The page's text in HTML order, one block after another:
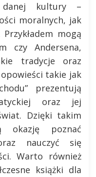
danej kultury –
moralnych, jak
Przykładem mogą
czy Andersena,
tradycje oraz
takie jak
prezentują
oraz jej
Dzięki takim
okazję poznać
nauczyć się
Warto również
książki dla